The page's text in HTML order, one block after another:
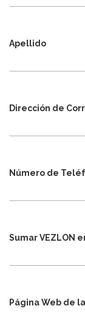
Apellido
Dirección de
Número de
Sumar VEZLON
Página Web de